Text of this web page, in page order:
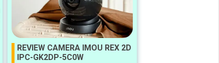
REVIEW CAMERA IMOU REX 2D
IPC-GK2DP-5C0W